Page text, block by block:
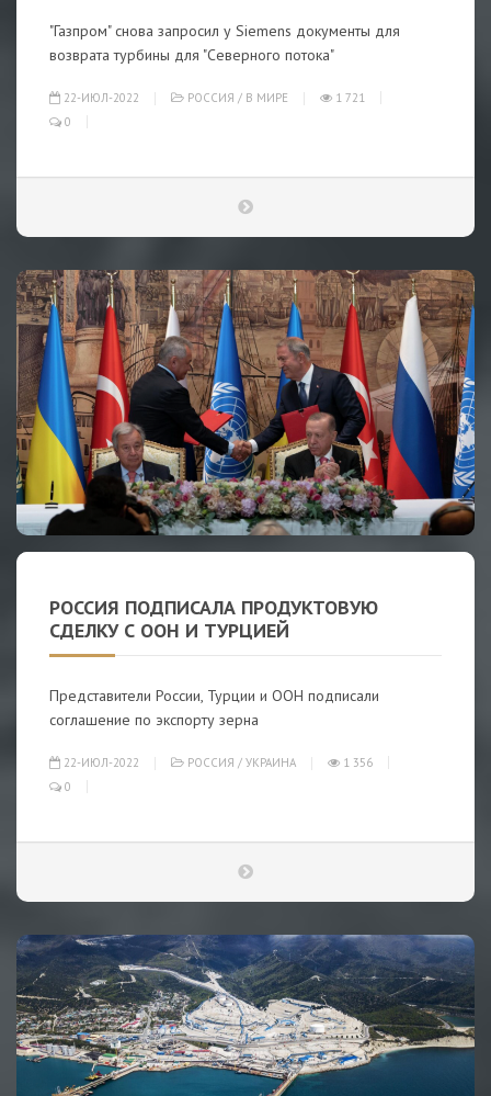
"Газпром" снова запросил у Siemens документы для
возврата турбины для "Северного потока"
22-ИЮЛ-2022 РОССИЯ / В МИРЕ
1 721
0
РОССИЯ ПОДПИСАЛА ПРОДУКТОВУЮ
СДЕЛКУ С ООН И ТУРЦИЕЙ
Представители России, Турции и ООН подписали
соглашение по экспорту зерна
22-ИЮЛ-2022 РОССИЯ / УКРАИНА
1 356
0